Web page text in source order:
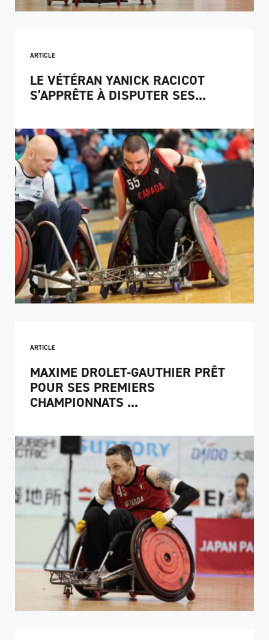
ARTICLE
LE VÉTÉRAN YANICK RACICOT
S’APPRÊTE À DISPUTER SES...
ARTICLE
MAXIME DROLET-GAUTHIER PRÊT
POUR SES PREMIERS
CHAMPIONNATS ...